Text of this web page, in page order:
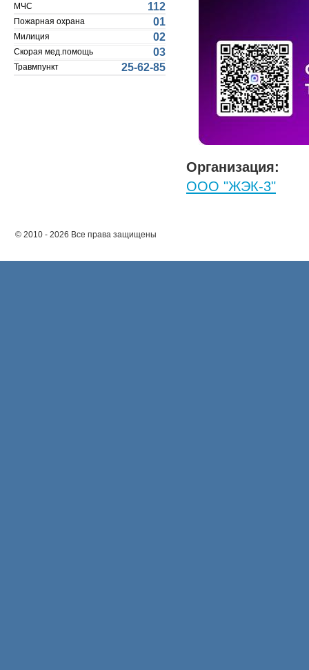
МЧС 112
Пожарная охрана 01
Милиция 02
Скорая мед.помощь 03
Травмпункт 25-62-85
Организация:
ООО "ЖЭК-3"
© 2010 - 2026 Все права защищены